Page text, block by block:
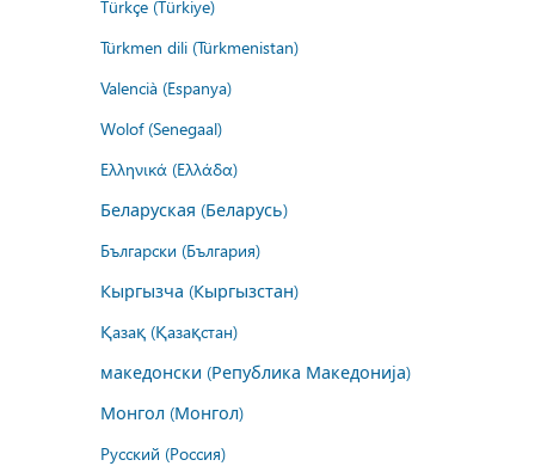
Türkçe (Türkiye)
Türkmen dili (Türkmenistan)
Valencià (Espanya)
Wolof (Senegaal)
Ελληνικά (Ελλάδα)
Беларуская (Беларусь)
Български (България)
Кыргызча (Кыргызстан)
Қазақ (Қазақстан)
македонски (Република Македонија)
Монгол (Монгол)
Русский (Россия)